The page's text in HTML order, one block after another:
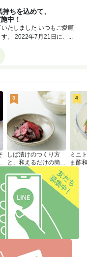
ちを込めて、
中！
た いつもご愛顧
。 2022年7月21日に、...
3
しば漬けのつくり方
と、和えるだけの簡単
アレンジレシピ
4
ミニ
ま酢